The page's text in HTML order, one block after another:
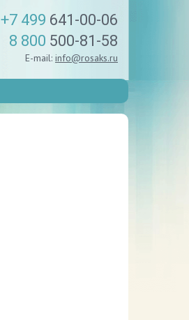
+7 499 641-00-06
8 800 500-81-58
E-mail: info@rosaks.ru